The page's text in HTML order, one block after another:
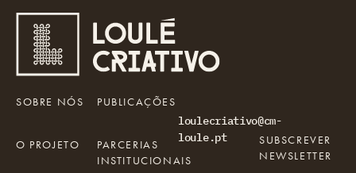
loulecriativo@cm-
loule.pt
SOBRE NÓS
O PROJETO
PUBLICAÇÕES
PARCERIAS
INSTITUCIONAIS
SUBSCREVER
NEWSLETTER